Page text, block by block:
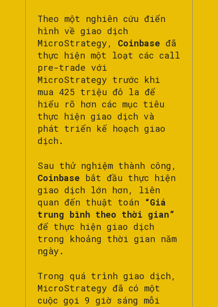
Theo một nghiên cứu điển
hình về giao dịch
MicroStrategy, Coinbase đã
thực hiện một loạt các call
pre-trade với
MicroStrategy trước khi
mua 425 triệu đô la để
hiểu rõ hơn các mục tiêu
thực hiện giao dịch và
phát triển kế hoạch giao
dịch.
Sau thử nghiệm thành công,
Coinbase bắt đầu thực hiện
giao dịch lớn hơn, liên
quan đến thuật toán
“Giá
trung bình theo thời gian”
để thực hiện giao dịch
trong khoảng thời gian năm
ngày.
Trong quá trình giao dịch,
MicroStrategy đã có một
cuộc gọi 9 giờ sáng mỗi